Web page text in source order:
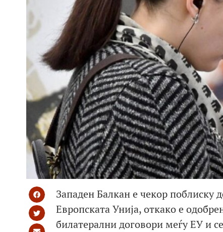
Западен Балкан е чекор
Европската Унија, откако е
билатерални договори меѓу ЕУ и